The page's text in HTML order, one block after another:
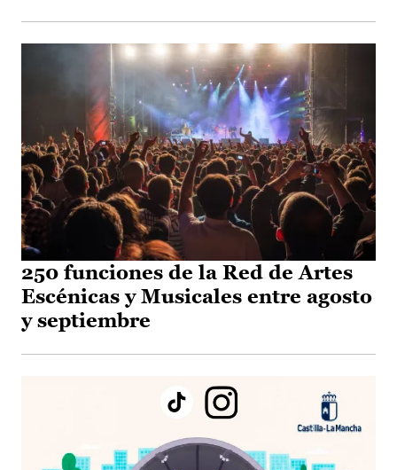
250 funciones de la Red de Artes
Escénicas y Musicales entre agosto
y septiembre